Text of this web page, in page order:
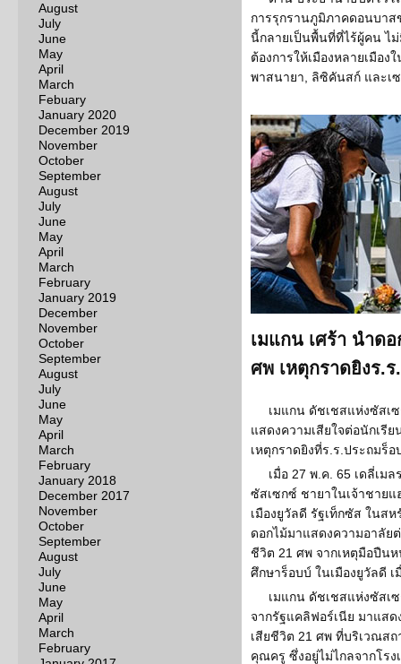
August
July
June
May
April
March
Febuary
January 2020
December 2019
November
October
September
August
July
June
May
April
March
February
January 2019
December
November
October
September
August
July
June
May
April
March
February
January 2018
December 2017
November
October
September
August
July
June
May
April
March
February
การรุกรานภูมิภาคดอนบาส
นี้กลายเป็นพื้นที่ที่ไร้ผู้คน ไ
ต้องการให้เมืองหลายเมือ
พาสนายา, ลิซิคันสก์ และเซ
เมแกน เศร้า นำด
ศพ เหตุกราดยิงร.
เมแกน ดัชเชสแห่งซัสเ
แสดงความเสียใจต่อนักเรี
เหตุกราดยิงที่ร.ร.ประถมร็อ
เมื่อ 27 พ.ค. 65 เดลี่เม
ซัสเซกซ์ ชายาในเจ้าชาย
เมืองยูวัลดี รัฐเท็กซัส ในส
ดอกไม้มาแสดงความอาลัย
ชีวิต 21 ศพ จากเหตุมือปืน
ศึกษาร็อบบ์ ในเมืองยูวัลดี
เมแกน ดัชเชสแห่งซัสเ
จากรัฐแคลิฟอร์เนีย มาแส
เสียชีวิต 21 ศพ ที่บริเวณส
คุณครู ซึ่งอยู่ไม่ไกลจากโร